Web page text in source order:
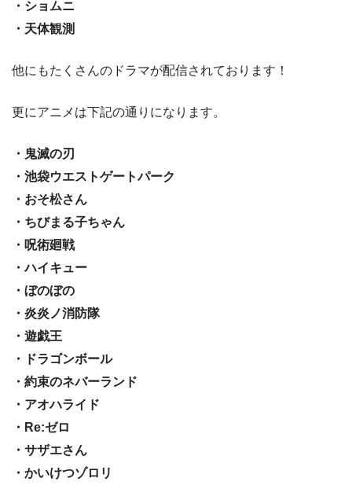
・ショムニ
・天体観測
他にもたくさんのドラマが配信されております！
更にアニメは下記の通りになります。
・鬼滅の刃
・池袋ウエストゲートパーク
・おそ松さん
・ちびまる子ちゃん
・呪術廻戦
・ハイキュー
・ぼのぼの
・炎炎ノ消防隊
・遊戯王
・ドラゴンボール
・約束のネバーランド
・アオハライド
・Re:ゼロ
・サザエさん
・かいけつゾロリ